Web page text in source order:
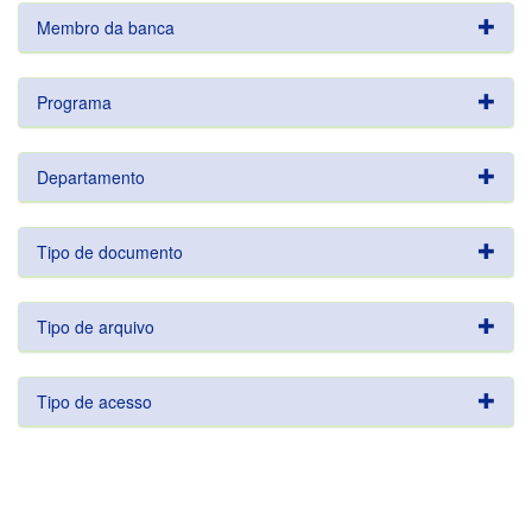
Membro da banca
Programa
Departamento
Tipo de documento
Tipo de arquivo
Tipo de acesso